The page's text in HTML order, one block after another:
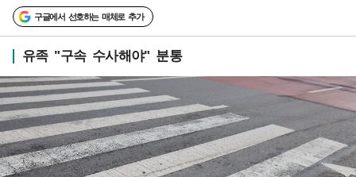
구글에서 선호하는 매체로 추가
유족 "구속 수사해야" 분통